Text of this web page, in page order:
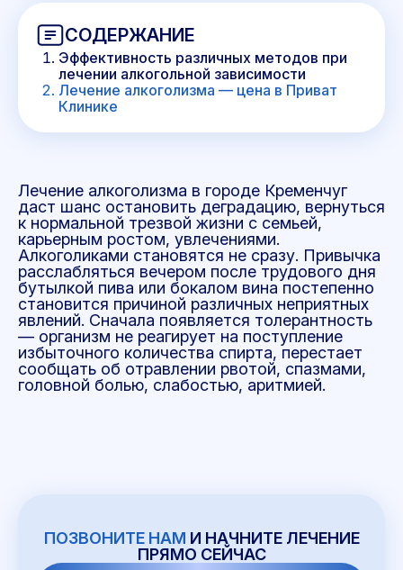
Лечение алкоголизма в городе Кременчуг
даст шанс остановить деградацию, вернуться
к нормальной трезвой жизни с семьей,
карьерным ростом, увлечениями.
Алкоголиками становятся не сразу. Привычка
расслабляться вечером после трудового дня
бутылкой пива или бокалом вина постепенно
становится причиной различных неприятных
явлений. Сначала появляется толерантность
— организм не реагирует на поступление
избыточного количества спирта, перестает
сообщать об отравлении рвотой, спазмами,
головной болью, слабостью, аритмией.
ПОЗВОНИТЕ НАМ И НАЧНИТЕ ЛЕЧЕНИЕ
ПРЯМО СЕЙЧАС
СОДЕРЖАНИЕ
Эффективность различных методов при
лечении алкогольной зависимости
Лечение алкоголизма — цена в Приват
Клинике